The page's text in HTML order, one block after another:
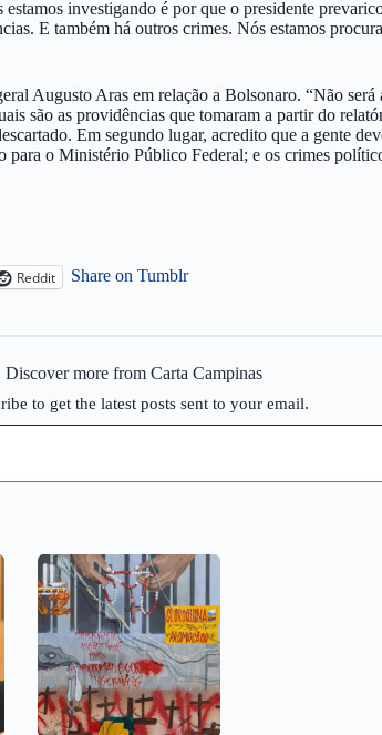
investigando é por que o presidente
E também há outros crimes. Nós estamos
Augusto Aras em relação a Bolsonaro. “Não
são as providências que tomaram a partir do
Em segundo lugar, acredito que a gente
o Ministério Público Federal; e os crimes
Reddit Share on Tumblr
Discover more from Carta Campinas
to get the latest posts sent to your email.